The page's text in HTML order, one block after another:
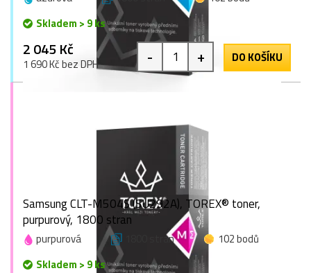
Skladem > 9 ks
2 045 Kč
1 690 Kč bez DPH - + DO KOŠÍKU
Samsung CLT-M504S (SU292A), TOREX® toner,
purpurový, 1800 stran
purpurová 1800 stran
102 bodů
Skladem > 9 ks